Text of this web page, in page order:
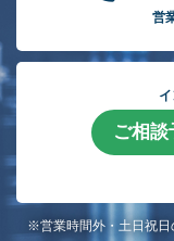
営
ご相
※営業時間外・土日祝日